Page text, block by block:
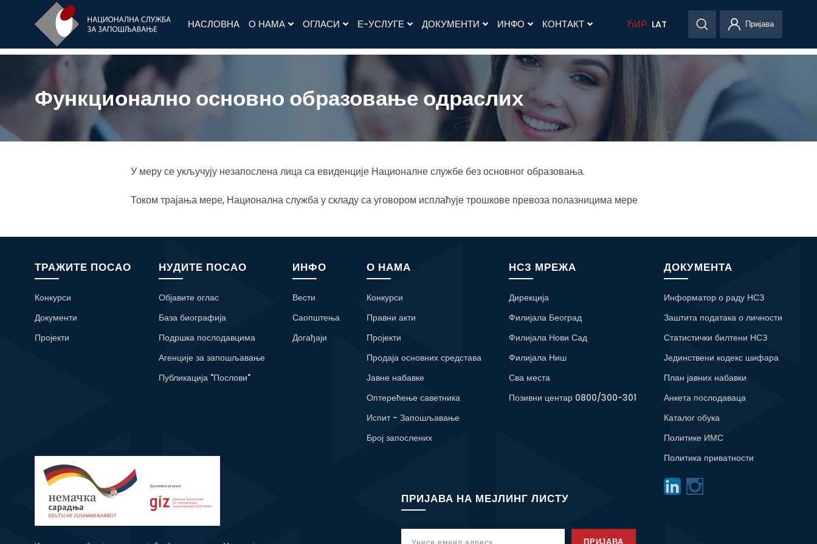
НАСЛОВНА О НАМА ОГЛАСИ Е-УСЛУГЕ ДОКУМЕНТИ ИНФО КОНТАКТ ЋИР LAT Пријава
Функционално основно образовање одраслих
У меру се укључују незапослена лица са евиденције Националне службе без основног образовања.
Током трајања мере, Национална служба у складу са уговором исплаћује трошкове превоза полазницима мере
ТРАЖИТЕ ПОСАО
Конкурси
Документи
Пројекти
НУДИТЕ ПОСАО
Објавите оглас
База биографија
Подршка послодавцима
Агенције за запошљавање
Публикација "Послови"
ИНФО
Вести
Саопштења
Догађаји
О НАМА
Конкурси
Правни акти
Пројекти
Продаја основних средстава
Јавне набавке
Оптерећење саветника
Испит - Запошљавање
Број запослених
НСЗ МРЕЖА
Дирекција
Филијала Београд
Филијала Нови Сад
Филијала Ниш
Сва места
Позивни центар 0800/300-301
ДОКУМЕНТА
Информатор о раду НСЗ
Заштита података о личности
Статистички билтени НСЗ
Јединствени кодекс шифара
План јавних набавки
Анкета послодаваца
Каталог обука
Политике ИМС
Политика приватности
ПРИЈАВА НА МЕЈЛИНГ ЛИСТУ
ПРИЈАВА